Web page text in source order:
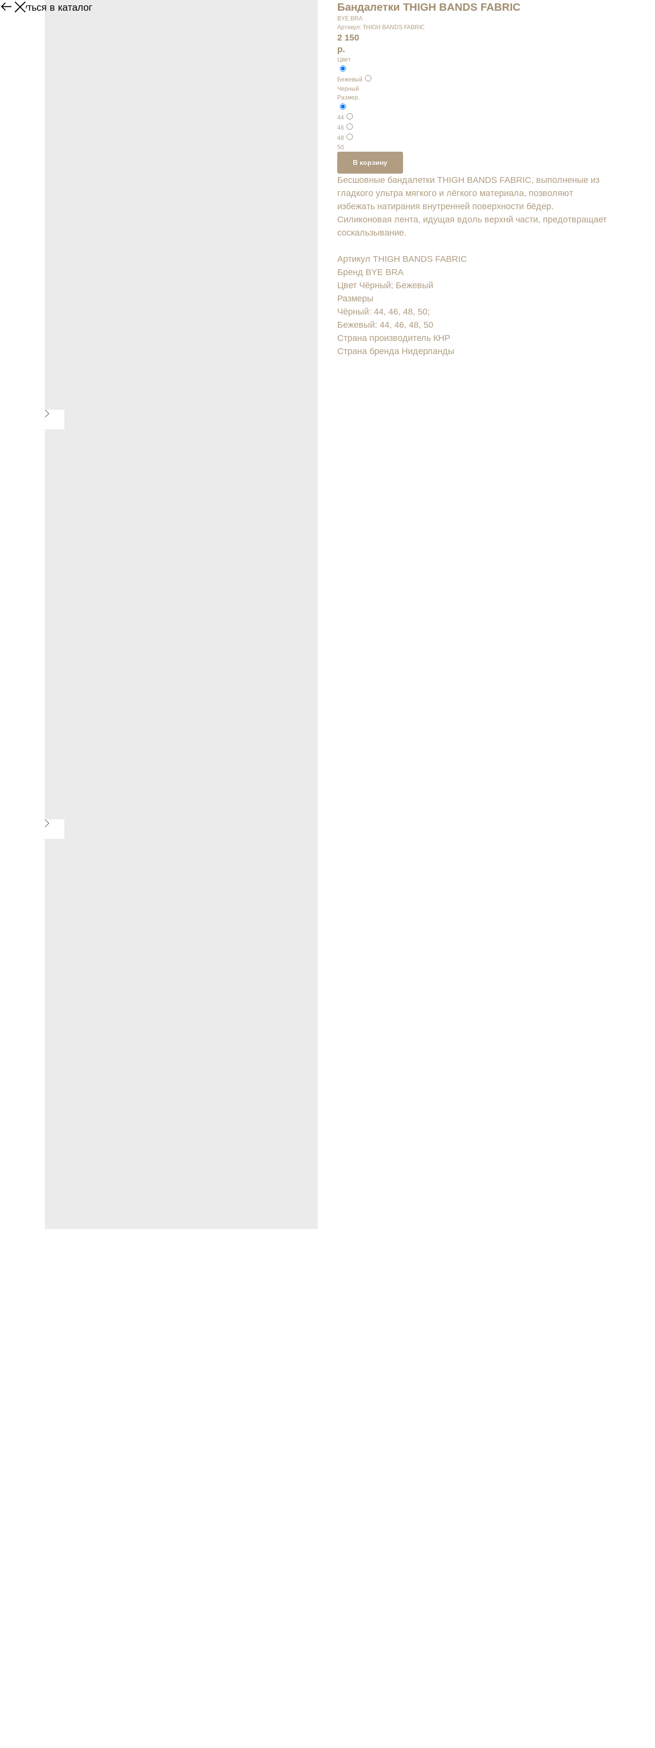
Вернуться в каталог Бандалетки THIGH BANDS FABRIC
BYE BRA
Артикул: THIGH BANDS FABRIC
2 150
р.
Цвет
Бежевый
Черный
Размер.
44
46
48
50
В корзину
Бесшовные бандалетки THIGH BANDS FABRIC, выполненые из
гладкого ультра мягкого и лёгкого материала, позволяют
избежать натирания внутренней поверхности бёдер.
Силиконовая лента, идущая вдоль верхнй части, предотвращает
соскальзывание.
Артикул THIGH BANDS FABRIC
Бренд BYE BRA
Цвет Чёрный; Бежевый
Размеры
Чёрный: 44, 46, 48, 50;
Бежевый: 44, 46, 48, 50
Страна производитель КНР
Страна бренда Нидерланды